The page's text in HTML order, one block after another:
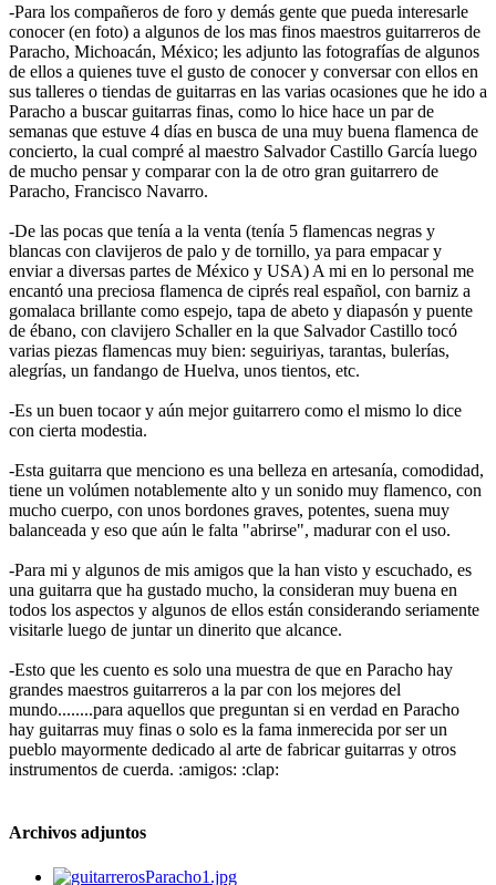
-Para los compañeros de foro y demás gente que pueda interesarle
conocer (en foto) a algunos de los mas finos maestros guitarreros de
Paracho, Michoacán, México; les adjunto las fotografías de algunos
de ellos a quienes tuve el gusto de conocer y conversar con ellos en
sus talleres o tiendas de guitarras en las varias ocasiones que he ido a
Paracho a buscar guitarras finas, como lo hice hace un par de
semanas que estuve 4 días en busca de una muy buena flamenca de
concierto, la cual compré al maestro Salvador Castillo García luego
de mucho pensar y comparar con la de otro gran guitarrero de
Paracho, Francisco Navarro.
-De las pocas que tenía a la venta (tenía 5 flamencas negras y
blancas con clavijeros de palo y de tornillo, ya para empacar y
enviar a diversas partes de México y USA) A mi en lo personal me
encantó una preciosa flamenca de ciprés real español, con barniz a
gomalaca brillante como espejo, tapa de abeto y diapasón y puente
de ébano, con clavijero Schaller en la que Salvador Castillo tocó
varias piezas flamencas muy bien: seguiriyas, tarantas, bulerías,
alegrías, un fandango de Huelva, unos tientos, etc.
-Es un buen tocaor y aún mejor guitarrero como el mismo lo dice
con cierta modestia.
-Esta guitarra que menciono es una belleza en artesanía, comodidad,
tiene un volúmen notablemente alto y un sonido muy flamenco, con
mucho cuerpo, con unos bordones graves, potentes, suena muy
balanceada y eso que aún le falta "abrirse", madurar con el uso.
-Para mi y algunos de mis amigos que la han visto y escuchado, es
una guitarra que ha gustado mucho, la consideran muy buena en
todos los aspectos y algunos de ellos están considerando seriamente
visitarle luego de juntar un dinerito que alcance.
-Esto que les cuento es solo una muestra de que en Paracho hay
grandes maestros guitarreros a la par con los mejores del
mundo........para aquellos que preguntan si en verdad en Paracho
hay guitarras muy finas o solo es la fama inmerecida por ser un
pueblo mayormente dedicado al arte de fabricar guitarras y otros
instrumentos de cuerda. :amigos: :clap:
Archivos adjuntos